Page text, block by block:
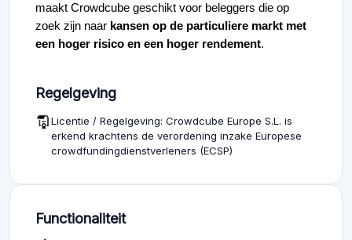
maakt Crowdcube geschikt voor beleggers die op
zoek zijn naar kansen op de particuliere markt met
een hoger risico en een hoger rendement.
Regelgeving
Licentie / Regelgeving: Crowdcube Europe S.L. is
erkend krachtens de verordening inzake Europese
crowdfundingdienstverleners (ECSP)
Functionaliteit